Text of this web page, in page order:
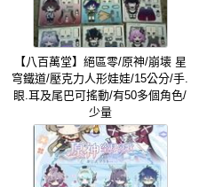
【八百萬堂】絕區零/原神/崩壊 星
穹鐵道/壓克力人形娃娃/15公分/手.
眼.耳及尾巴可搖動/有50多個角色/
少量